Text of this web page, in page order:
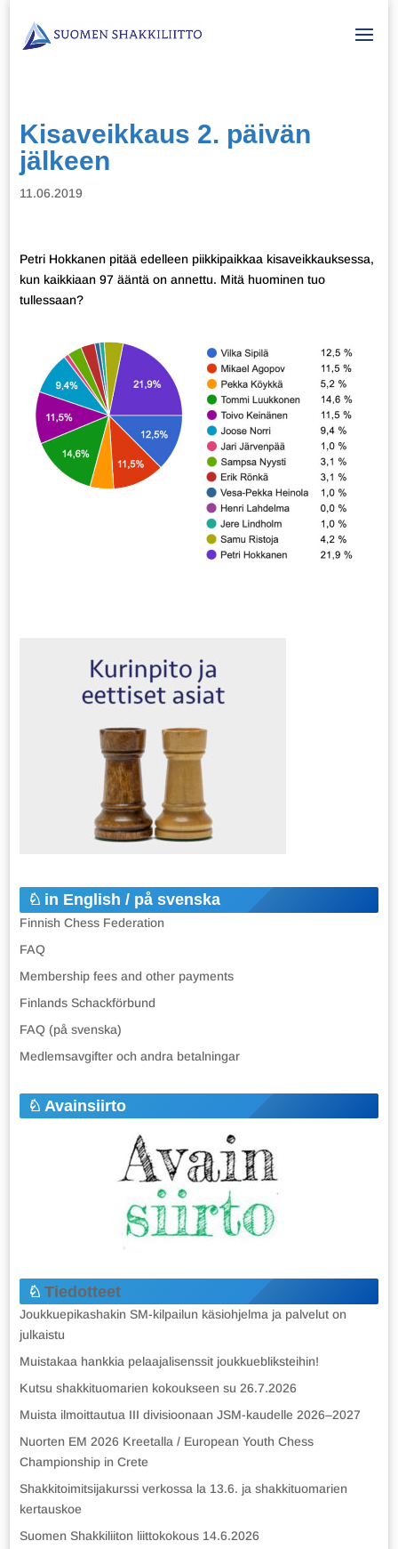
Kisaveikkaus 2. päivän
jälkeen
11.06.2019
Petri Hokkanen pitää edelleen piikkipaikkaa kisaveikkauksessa,
kun kaikkiaan 97 ääntä on annettu. Mitä huominen tuo
tullessaan?
in English / på svenska
Finnish Chess Federation
FAQ
Membership fees and other payments
Finlands Schackförbund
FAQ (på svenska)
Medlemsavgifter och andra betalningar
Avainsiirto
Tiedotteet
Joukkuepikashakin SM-kilpailun käsiohjelma ja palvelut on
julkaistu
Muistakaa hankkia pelaajalisenssit joukkuebliksteihin!
Kutsu shakkituomarien kokoukseen su 26.7.2026
Muista ilmoittautua III divisioonaan JSM-kaudelle 2026–2027
Nuorten EM 2026 Kreetalla / European Youth Chess
Championship in Crete
Shakkitoimitsijakurssi verkossa la 13.6. ja shakkituomarien
kertauskoe
Suomen Shakkiliiton liittokokous 14.6.2026